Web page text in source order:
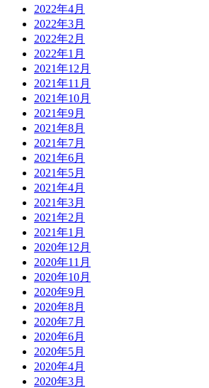
2022年4月
2022年3月
2022年2月
2022年1月
2021年12月
2021年11月
2021年10月
2021年9月
2021年8月
2021年7月
2021年6月
2021年5月
2021年4月
2021年3月
2021年2月
2021年1月
2020年12月
2020年11月
2020年10月
2020年9月
2020年8月
2020年7月
2020年6月
2020年5月
2020年4月
2020年3月